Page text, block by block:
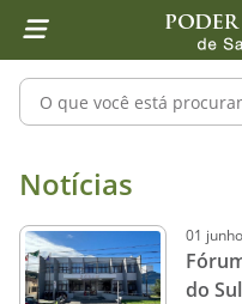
1 Ir para o conteúdo
2 Ir para a ferramenta de
4 Ir para o menu principal
5 Ir para a pesquisa
6 Ir para o rodapé
7 Ir para a página inicial
Pesquisar no
Notícias -
Notícias
01 junho
do